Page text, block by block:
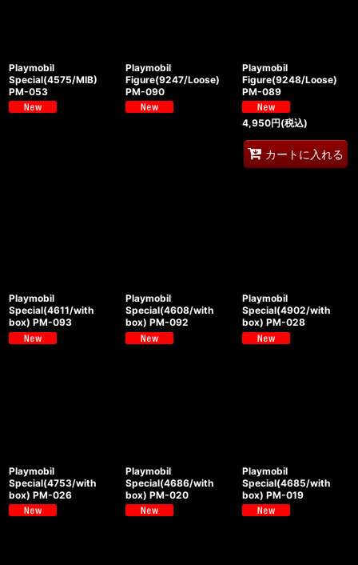
Playmobil
Special(4575/MIB)
PM-053
Playmobil
Figure(9247/Loose)
PM-090
Playmobil
Figure(9248/Loose)
PM-089
4,950円(税込)
カートに入れる
Playmobil
Special(4611/with
box) PM-093
Playmobil
Special(4608/with
box) PM-092
Playmobil
Special(4902/with
box) PM-028
Playmobil
Special(4753/with
box) PM-026
Playmobil
Special(4686/with
box) PM-020
Playmobil
Special(4685/with
box) PM-019